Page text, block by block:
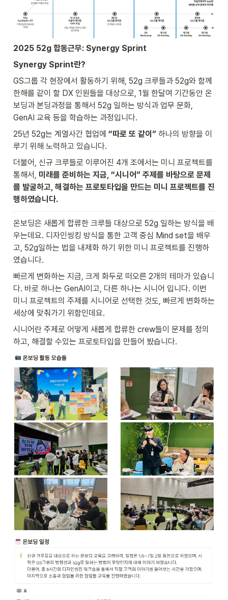
2025 52g 합동근무: Synergy Sprint
Synergy Sprint란?
GS그룹 각 현장에서 활동하기 위해, 52g 크루들과 52g와 함께
한해를 같이 할 DX 인원들을 대상으로, 1월 한달여 기간동안 온
보딩과 본딩과정을 통해서 52g 일하는 방식과 업무 문화,
GenAI 교육 등을 학습하는 과정입니다.
25년 52g는 계열사간 협업에 “따로 또 같이” 하나의 방향을 이
루기 위해 노력하고 있습니다.
더불어, 신규 크루들로 이루어진 4개 조에서는 미니 프로젝트를
통해서, 미래를 준비하는 지금, “시니어” 주제를 바탕으로 문제
를 발굴하고, 해결하는 프로토타입을 만드는 미니 프로젝트를 진
행하였습니다.
온보딩은 새롭게 합류한 크루들 대상으로 52g 일하는 방식을 배
우는데요. 디자인씽킹 방식을 통한 고객 중심 Mind set을 배우
고, 52g일하는 법을 내제화 하기 위한 미니 프로젝트를 진행하
였습니다.
빠르게 변화하는 지금, 크게 화두로 떠오른 2개의 테마가 있습니
다. 바로 하나는 GenAI이고, 다른 하나는 시니어 입니다. 이번
미니 프로젝트의 주제를 시니어로 선택한 것도, 빠르게 변화하는
세상에 맞춰가기 위함인데요.
시니어란 주제로 어떻게 새롭게 합류한 crew들이 문제를 정의
하고, 해결할 수있는 프로토타입을 만들어 봤습니다.